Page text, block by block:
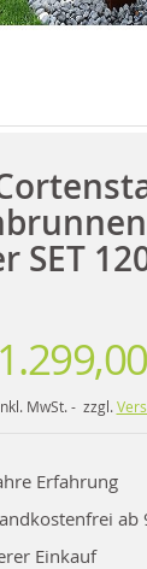
SET
MwSt. - zzgl.
Erfahrung
ab
Einkauf